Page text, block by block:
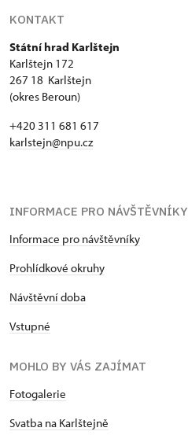
KONTAKT
Státní hrad Karlštejn
Karlštejn 172
267 18 Karlštejn
(okres Beroun)
+420 311 681 617
karlstejn@npu.cz
INFORMACE PRO NÁVŠTĚVNÍKY
Informace pro návštěvníky
Prohlídkové okruhy
Návštěvní doba
Vstupné
MOHLO BY VÁS ZAJÍMAT
Fotogalerie
Svatba na Karlštejně